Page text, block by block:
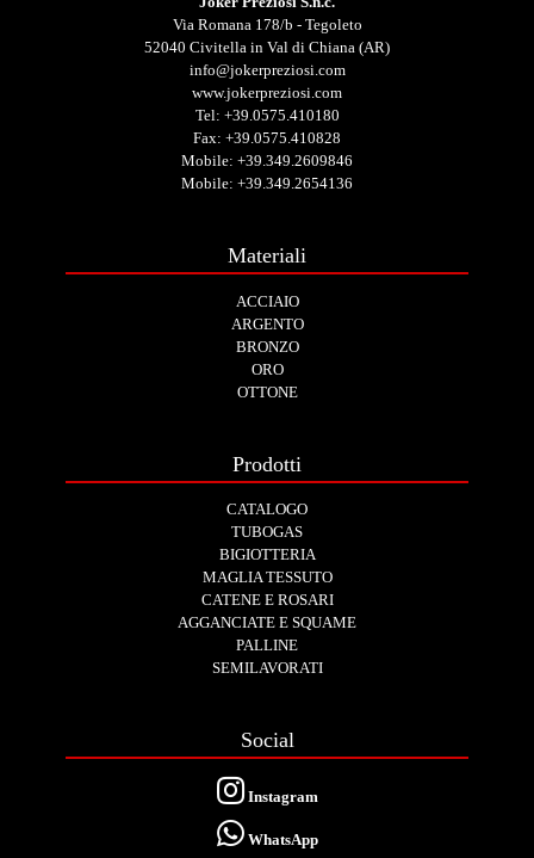
Via Romana 178/b - Tegoleto
52040 Civitella in Val di Chiana (AR)
info@jokerpreziosi.com
www.jokerpreziosi.com
Tel: +39.0575.410180
Fax: +39.0575.410828
Mobile: +39.349.2609846
Mobile: +39.349.2654136
Materiali
ACCIAIO
ARGENTO
BRONZO
ORO
OTTONE
Prodotti
CATALOGO
TUBOGAS
BIGIOTTERIA
MAGLIA TESSUTO
CATENE E ROSARI
AGGANCIATE E SQUAME
PALLINE
SEMILAVORATI
Social
Instagram
WhatsApp